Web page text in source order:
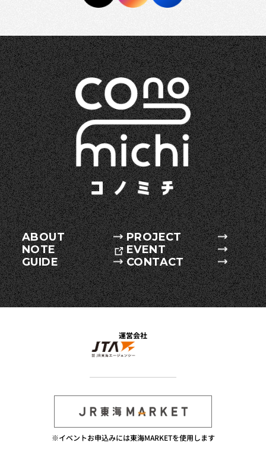
ABOUT
PROJECT
NOTE
EVENT
GUIDE
CONTACT
運営会社
※イベントお申込みには東海MARKETを使用します